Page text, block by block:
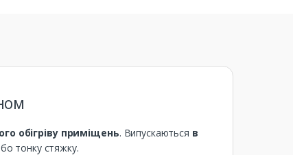
обігріву приміщень. Випускаються в
тонку стяжку.